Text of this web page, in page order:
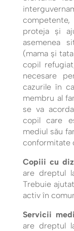
proteja şi
asemenea
(mama şi
copil
necesare
cazurile în
membru al
se va
copil care
mediul său
conformitate
Copiii cu
are dreptul
Trebuie
activ în
Servicii
are dreptul